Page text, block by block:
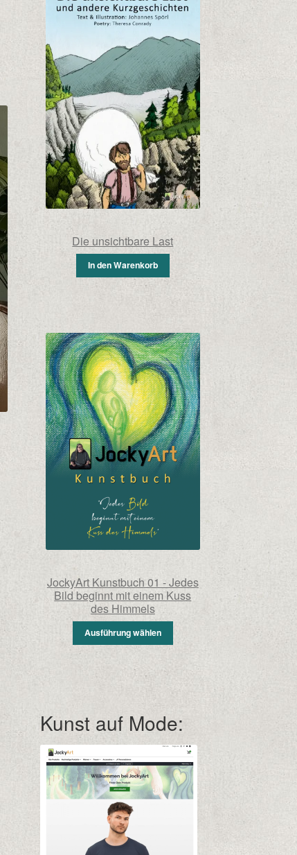
Die unsichtbare Last
In den Warenkorb
JockyArt Kunstbuch 01 - Jedes
Bild beginnt mit einem Kuss
des Himmels
Ausführung wählen
Kunst auf Mode: